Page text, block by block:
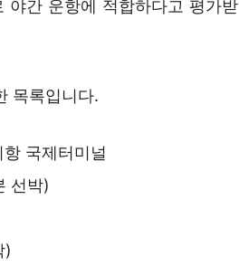
간 운항에 적합하다고 평가받
목록입니다.
국제터미널
선박)
)